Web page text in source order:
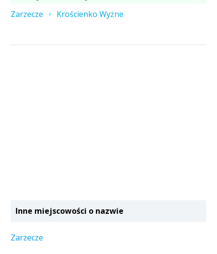
Zarzecze
Krościenko Wyżne
Inne miejscowości o nazwie
Zarzecze